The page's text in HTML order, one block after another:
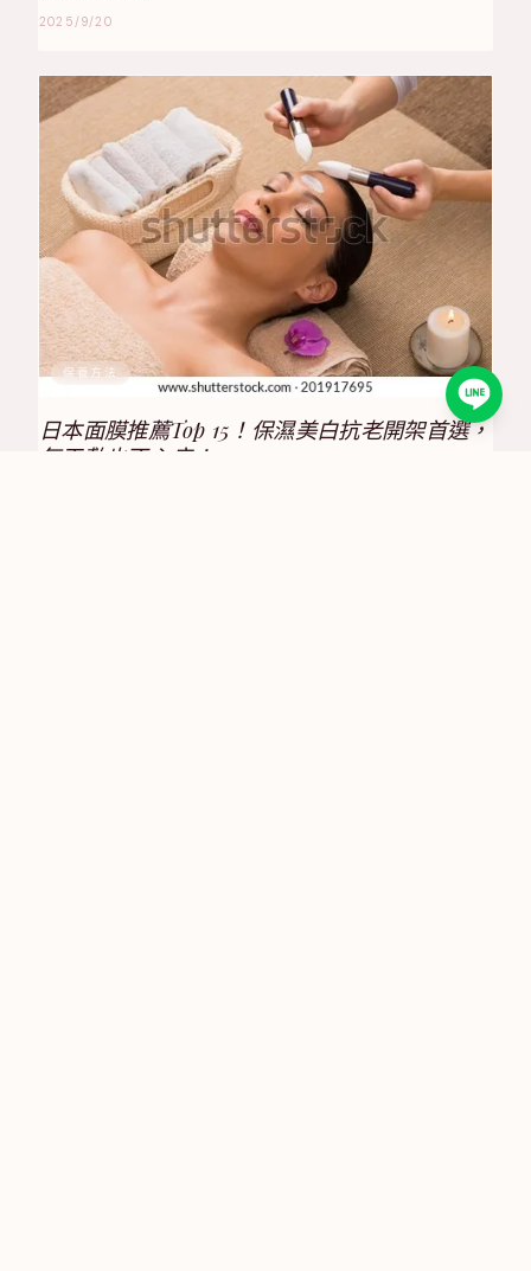
2025/9/20
保養方法
日本面膜推薦Top 15！保濕美白抗老開架首選，
每天敷也不心疼！